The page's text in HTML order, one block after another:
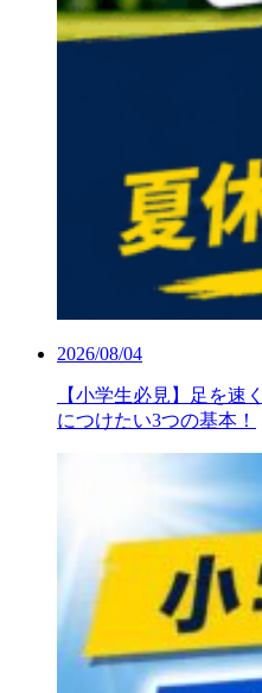
2026/08/04
【小学生必見】足を速
につけたい3つの基本！